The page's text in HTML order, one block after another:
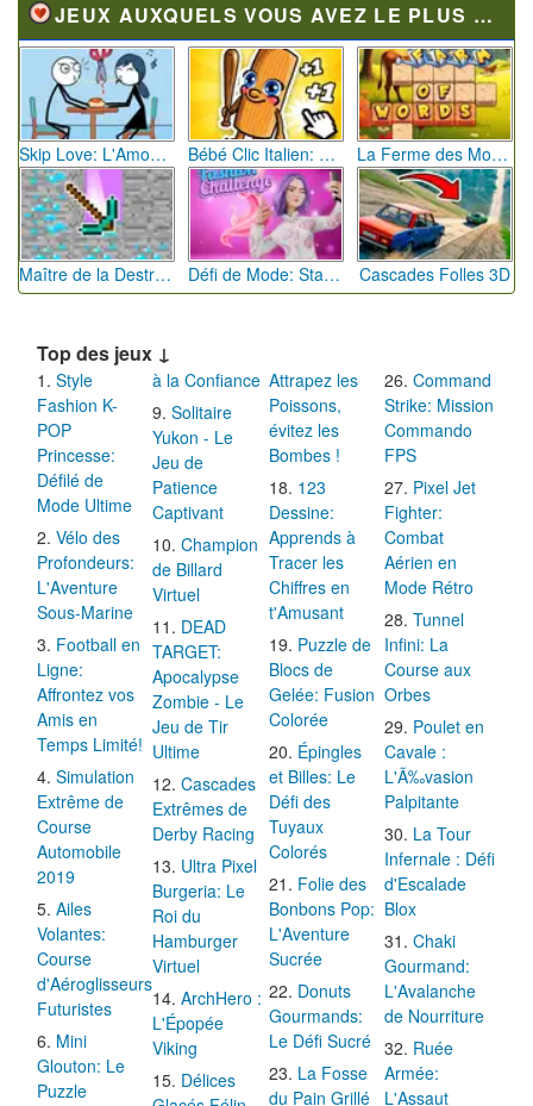
JEUX AUXQUELS VOUS AVEZ LE PLUS JOUÉ
Skip Love: L'Amour en Péril Bébé Clic Italien: La Folie des Petits Bambins La Ferme des Mots - Cultivez votre Vocabulaire
Maître de la Destruction: Fusion de Pioches Défi de Mode: Star du Podium Cascades Folles 3D
Top des jeux ↓
Style
Fashion K-
POP
Princesse:
Défilé de
Mode Ultime
Vélo des
Profondeurs:
L'Aventure
Sous-Marine
Football en
Ligne:
Affrontez vos
Amis en
Temps Limité!
Simulation
Extrême de
Course
Automobile
2019
Ailes
Volantes:
Course
d'Aéroglisseurs
Futuristes
Mini
Glouton: Le
Puzzle
à la Confiance
Solitaire
Yukon - Le
Jeu de
Patience
Captivant
Champion
de Billard
Virtuel
DEAD
TARGET:
Apocalypse
Zombie - Le
Jeu de Tir
Ultime
Cascades
Extrêmes de
Derby Racing
Ultra Pixel
Burgeria: Le
Roi du
Hamburger
Virtuel
ArchHero :
L'Épopée
Viking
Délices
Attrapez les
Poissons,
évitez les
Bombes !
123
Dessine:
Apprends à
Tracer les
Chiffres en
t'Amusant
Puzzle de
Blocs de
Gelée: Fusion
Colorée
Épingles
et Billes: Le
Défi des
Tuyaux
Colorés
Folie des
Bonbons Pop:
L'Aventure
Sucrée
Donuts
Gourmands:
Le Défi Sucré
La Fosse
du Pain Grillé
Command
Strike: Mission
Commando
FPS
Pixel Jet
Fighter:
Combat
Aérien en
Mode Rétro
Tunnel
Infini: La
Course aux
Orbes
Poulet en
Cavale :
L'Ã‰vasion
Palpitante
La Tour
Infernale : Défi
d'Escalade
Blox
Chaki
Gourmand:
L'Avalanche
de Nourriture
Ruée
Armée:
L'Assaut